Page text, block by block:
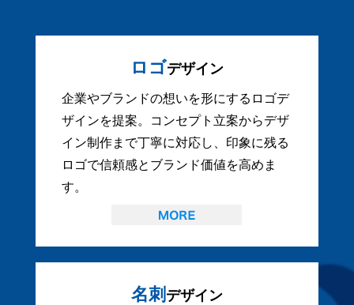
ロゴデザイン
企業やブランドの想いを形にするロゴデ
ザインを提案。コンセプト立案からデザ
イン制作まで丁寧に対応し、印象に残る
ロゴで信頼感とブランド価値を高めま
す。
名刺 デザイン